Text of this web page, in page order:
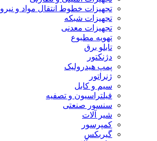
تجهیزات خطوط انتقال مواد و نیرو
تجهیزات شبکه
تجهیزات معدنی
تهویه مطبوع
تابلو برق
دژنکتور
پمپ هیدرولیک
ژنراتور
سیم و کابل
فیلتراسیون و تصفیه
سنسور صنعتی
شیر آلات
کمپرسور
گیربکس